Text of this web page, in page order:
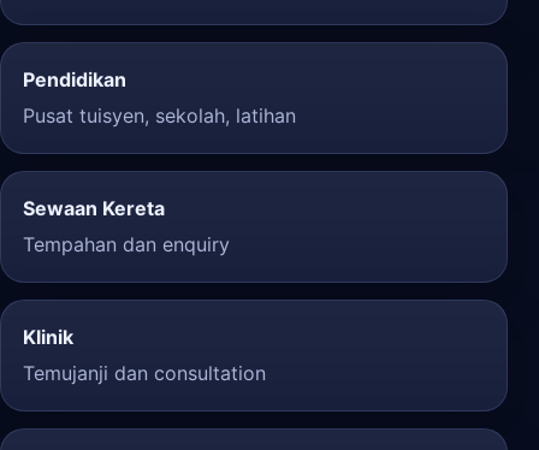
Pendidikan
Pusat tuisyen, sekolah, latihan
Sewaan Kereta
Tempahan dan enquiry
Klinik
Temujanji dan consultation